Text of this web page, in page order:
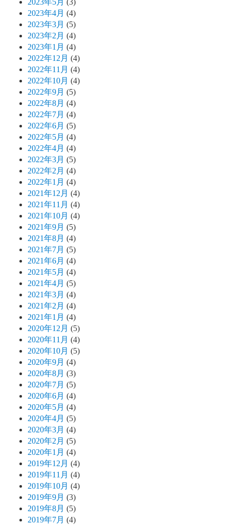
2023年5月 (3)
2023年4月 (4)
2023年3月 (5)
2023年2月 (4)
2023年1月 (4)
2022年12月 (4)
2022年11月 (4)
2022年10月 (4)
2022年9月 (5)
2022年8月 (4)
2022年7月 (4)
2022年6月 (5)
2022年5月 (4)
2022年4月 (4)
2022年3月 (5)
2022年2月 (4)
2022年1月 (4)
2021年12月 (4)
2021年11月 (4)
2021年10月 (4)
2021年9月 (5)
2021年8月 (4)
2021年7月 (5)
2021年6月 (4)
2021年5月 (4)
2021年4月 (5)
2021年3月 (4)
2021年2月 (4)
2021年1月 (4)
2020年12月 (5)
2020年11月 (4)
2020年10月 (5)
2020年9月 (4)
2020年8月 (3)
2020年7月 (5)
2020年6月 (4)
2020年5月 (4)
2020年4月 (5)
2020年3月 (4)
2020年2月 (5)
2020年1月 (4)
2019年12月 (4)
2019年11月 (4)
2019年10月 (4)
2019年9月 (3)
2019年8月 (5)
2019年7月 (4)